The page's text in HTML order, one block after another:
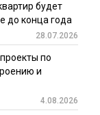
будет
до конца года
28.07.2026
по
и
4.08.2026